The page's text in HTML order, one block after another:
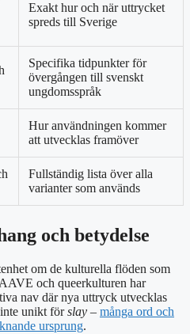
Exakt hur och när uttrycket
spreds till Sverige
Specifika tidpunkter för
övergången till svenskt
ungdomsspråk
Hur användningen kommer
att utvecklas framöver
Fullständig lista över alla
varianter som används
och betydelse
om de kulturella flöden som
och queerkulturen har
nav där nya uttryck utvecklas
unikt förslay – många ord och
ursprung.